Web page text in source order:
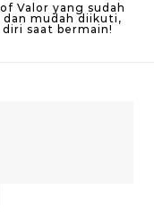
Valor yang sudah
mudah diikuti,
saat bermain!